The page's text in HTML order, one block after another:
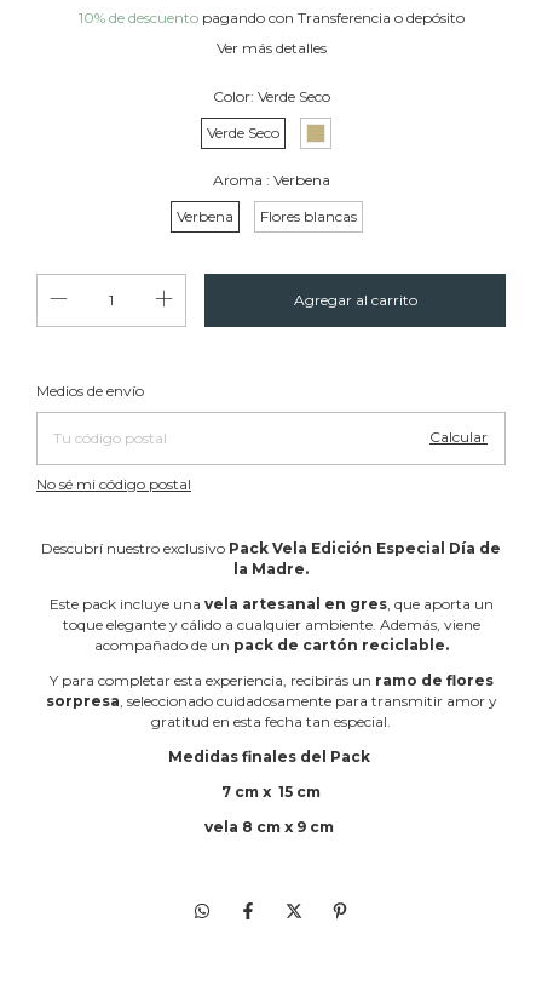
10% de descuentopagando con Transferencia o depósito
Ver más detalles
Color: Verde Seco
Verde Seco
Aroma : Verbena
Verbena
Flores blancas
Entregas para el CP:
Medios de envío
Calcular
No sé mi código postal
Descubrí nuestro exclusivo Pack Vela Edición Especial Día de
la Madre.
Este pack incluye una vela artesanal en gres, que aporta un
toque elegante y cálido a cualquier ambiente. Además, viene
acompañado de un pack de cartón reciclable.
Y para completar esta experiencia, recibirás un ramo de flores
sorpresa , seleccionado cuidadosamente para transmitir amor y
gratitud en esta fecha tan especial.
Medidas finales del Pack
7 cm x 15 cm
vela 8 cm x 9 cm